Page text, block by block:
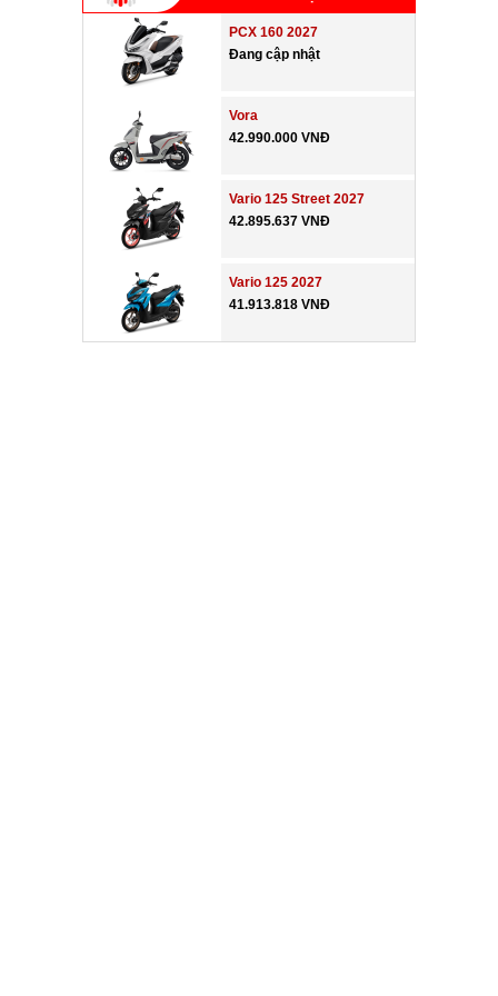
PCX 160 2027
Đang cập nhật
Vora
42.990.000 VNĐ
Vario 125 Street 2027
42.895.637 VNĐ
Vario 125 2027
41.913.818 VNĐ